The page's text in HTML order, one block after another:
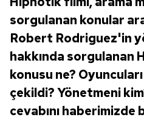
sorgulanan konular
Robert Rodriguez'in
hakkında sorgulanan
konusu ne?
çekildi? Yönetmeni
cevabını haberimizde